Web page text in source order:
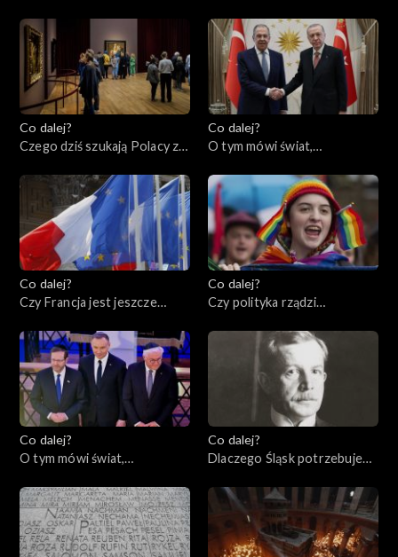
Co dalej?
Czego dziś szukają Polacy za
Co dalej?
O tym mówi świat,
Co dalej?
Czy Francja jest jeszcze
Co dalej?
Czy polityka rządzi
Co dalej?
O tym mówi świat,
Co dalej?
Dlaczego Śląsk potrzebuje